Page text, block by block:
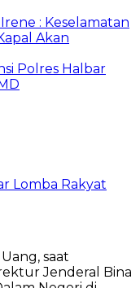
: Keselamatan
Akan
Polres Halbar
Lomba Rakyat